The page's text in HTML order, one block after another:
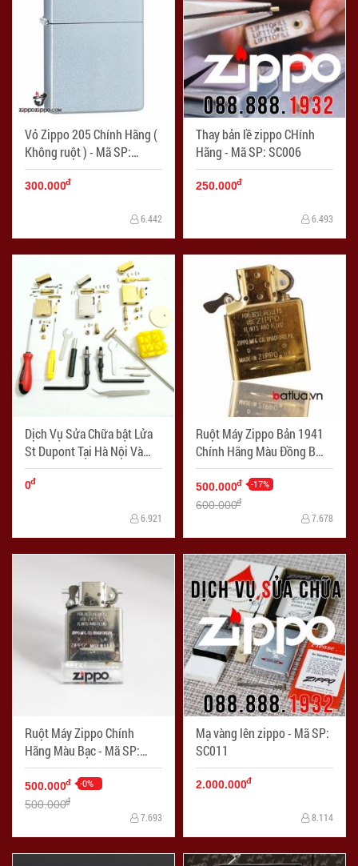
Vỏ Zippo 205 Chính Hãng (
Không ruột ) - Mã SP:
LKZ005
300.000đ
6.442
Thay bản lề zippo CHính
Hãng - Mã SP: SC006
250.000đ
6.493
Dịch Vụ Sửa Chữa bật Lửa
St Dupont Tại Hà Nội Và
Thành Phố Hồ Chí Minh -
Mã SP: ZPC04044
0đ
6.921
Ruột Máy Zippo Bản 1941
Chính Hãng Màu Đồng B
2015 - Mã SP: ZPC1311V
500.000đ -17%
600.000đ
7.678
Ruột Máy Zippo Chính
Hãng Màu Bạc - Mã SP:
ZPC1312
500.000đ -0%
500.000đ
7.693
Mạ vàng lên zippo - Mã SP:
SC011
2.000.000đ
8.114